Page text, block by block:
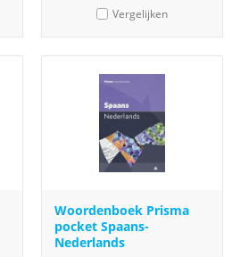
Vergelijken
Woordenboek Prisma
pocket Spaans-
Nederlands